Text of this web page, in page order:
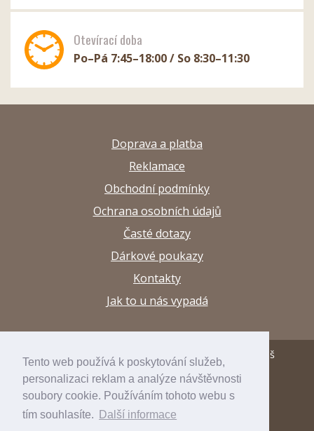
Tento web používá k poskytování služeb,
personalizaci reklam a analýze návštěvnosti
soubory cookie. Používáním tohoto webu s
tím souhlasíte.
Další informace
Otevírací doba
Po–Pá 7:45–18:00 / So 8:30–11:30
Doprava a platba
Reklamace
Obchodní podmínky
Ochrana osobních údajů
Časté dotazy
Dárkové poukazy
Kontakty
Jak to u nás vypadá
© 2013–2026 Papírnictví a výtvarné potřeby Arttuš
developed byinspirum
internetový obchodinspishop